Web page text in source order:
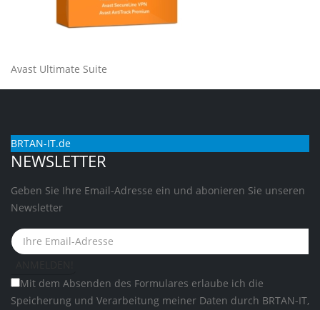
Avast Ultimate Suite
BRTAN-IT.de
NEWSLETTER
Geben Sie Ihre Email-Adresse ein und abonieren Sie unseren
Newsletter
Mit dem Absenden des Formulares erlaube ich die
Speicherung und Verarbeitung meiner Daten durch BRTAN-IT,